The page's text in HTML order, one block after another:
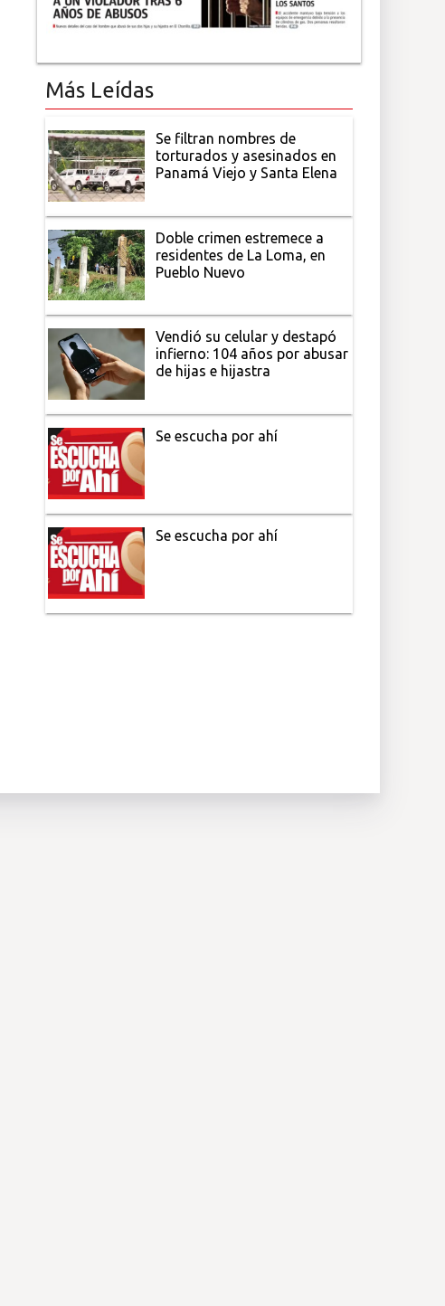
Más Leídas
Se filtran nombres de
torturados y asesinados en
Panamá Viejo y Santa Elena
Doble crimen estremece a
residentes de La Loma, en
Pueblo Nuevo
Vendió su celular y destapó
infierno: 104 años por abusar
de hijas e hijastra
Se escucha por ahí
Se escucha por ahí